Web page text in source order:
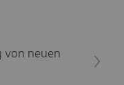
von neuen